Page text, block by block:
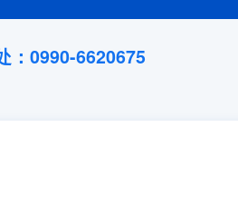
：0990-6620675